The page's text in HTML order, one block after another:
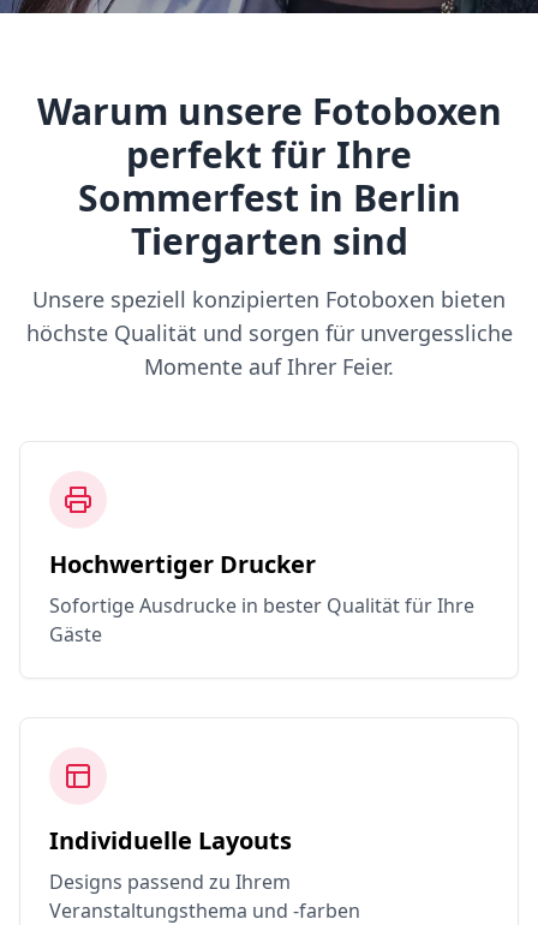
Warum unsere Fotoboxen
perfekt für Ihre
Sommerfest in Berlin
Tiergarten sind
Unsere speziell konzipierten Fotoboxen bieten
höchste Qualität und sorgen für unvergessliche
Momente auf Ihrer Feier.
Hochwertiger Drucker
Sofortige Ausdrucke in bester Qualität für Ihre
Gäste
Individuelle Layouts
Designs passend zu Ihrem
Veranstaltungsthema und -farben